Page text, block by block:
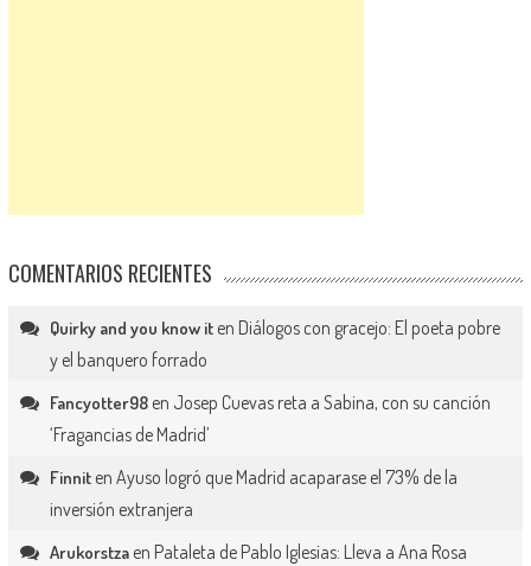
COMENTARIOS RECIENTES
Quirky and you know iten Diálogos con gracejo: El poeta pobre
y el banquero forrado
Fancyotter98en Josep Cuevas reta a Sabina, con su canción
‘Fragancias de Madrid’
Finniten Ayuso logró que Madrid acaparase el 73% de la
inversión extranjera
Arukorstzaen Pataleta de Pablo Iglesias: Lleva a Ana Rosa